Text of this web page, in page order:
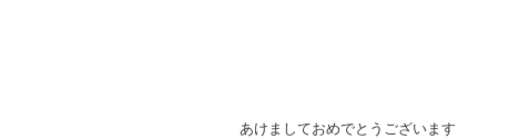
あけましておめでとうございます